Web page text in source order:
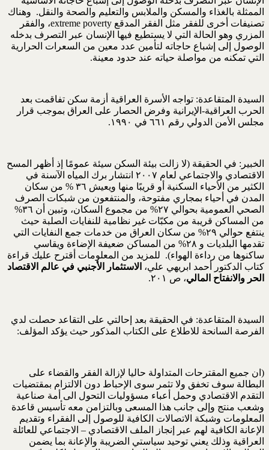
الممثلة بالغذاء والمسكن والملابس والتعليم والصحة والنقل. وهناك
تصنيفات أخرى للفقر مثل الفقر المدقع extreme poverty، والفقر
المزري وهو الحالة التي لا يستطيع فيها الإنسان عبر التصرف بدخله
الوصول إلى إشباع حاجاته لتأمين عدد معين من السعرات الحرارية
التي تمكنه من مواصلة حياته عند حدود معينة.
السيدة المتقاعدة: تواجه الأسرة العراقية أزمة سكن تفاقمت بعد
الحرب العراقية-الإيرانية وفرض الحصار على العراق بموجب قرار
مجلس الأمن الدولي رقم ٦٦١ في ١٩٩٠.
الخبير: في الحقيقة (لا زالت بيئة السكن سيئة عمومًا إذ أظهر المسح
الاقتصادي والاجتماعي لعام ٢٠٠٧ انتشار برك المياه الآسنة في
الكثير من الأحياء السكنية أو قريبًا منها ويعيش ٣٦ % من سكان
المدن في أحياء بمجاري مفتوحة، والمنتفعون من شبكات الصرف
الصحي العمومية بحوالي ٢٧% من مجموع السكان، وتبين أن ٣٦%
من المساكن قريبة من مكبّات غير نظامية للنفايات الصلبة حيث
ينتفع حوالي ٢٩% من سكان العراق من خدمات جمع النفايات التي
تقدمها البلديات و ٢٨% من المساكن ضعيفة الإضاءة ويقاسي
ساكنوها من رداءة الهواء). للمزيد من المعلومات أقترح عليك قراءة
كتاب الدكتور أحمد ابريهي علي، الاستثمار الأجنبي في عالم الاقتصاد
الحر والانفتاح المالي، ص ٢٠١.
السيدة المتقاعدة: في الحقيقة بعد إحالتي على التقاعد حصلت لدي
الفرصة السانحة للاطلاع على الكتاب المذكور حيث يؤكد المؤلف:
(ان جميع المقترحات المتداولة حاليا لإزالة الفقر والقضاء على
البطالة سوف تخفق ولا تثمر سوى الإحباط دون الالتزام بمقتضيات
التقدم الاقتصادي وحمل أعباء مسؤوليات التحول الى أمة صناعية
وشعب منتج وإلى جانب هذا المسعى وبالتزامن معه تأسيس قاعدة
المعلومات وشبكة الاتصالات الكافية للوصول إلى الفقراء وتقديم
الإعانة الكافية لهم عبر إنجاز الملف الاقتصادي – الاجتماعي للعائلة
العراقية وذلك يعني توحيد سياستي الضريبة والإعانة بما يضمن